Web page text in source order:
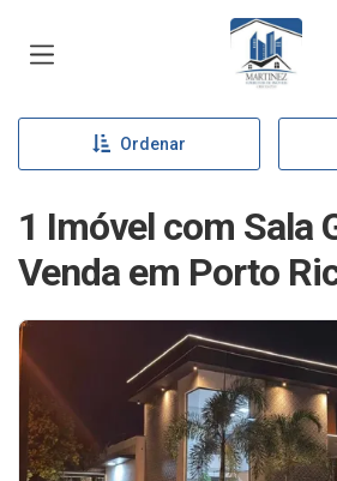
Página
Ordenar
1 Imóvel com Sala
Venda em Porto